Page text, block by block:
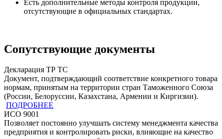
Есть дополнительные методы контроля продукции,
отсутствующие в официальных стандартах.
Сопутствующие документы
Декларация ТР ТС
Документ, подтверждающий соответствие конкретного товара
нормам, принятым на территории стран Таможенного Союза
(России, Белоруссии, Казахстана, Армении и Киргизии).
ПОДРОБНЕЕ
ИСО 9001
Позволяет постоянно улучшать систему менеджмента качества
предприятия и контролировать риски, влияющие на качество